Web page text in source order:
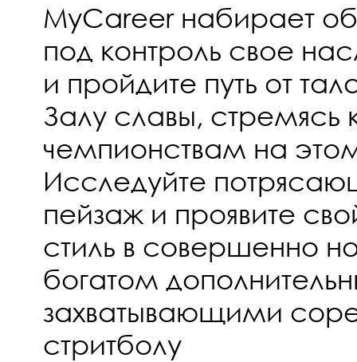
MyCareer набирает
под контроль свое
и пройдите путь от
Залу славы, стремясь
чемпионствам на
Исследуйте
пейзаж и проявите
стиль в совершенно
богатом
захватывающими
стритболу